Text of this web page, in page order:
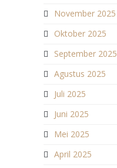
November 2025
Oktober 2025
September 2025
Agustus 2025
Juli 2025
Juni 2025
Mei 2025
April 2025